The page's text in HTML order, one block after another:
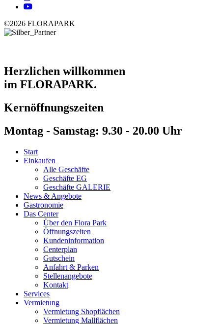
©2026 FLORAPARK
Herzlichen willkommen
im FLORAPARK.
Kernöffnungszeiten
Montag - Samstag: 9.30 - 20.00 Uhr
Start
Einkaufen
Alle Geschäfte
Geschäfte EG
Geschäfte GALERIE
News & Angebote
Gastronomie
Das Center
Über den Flora Park
Öffnungszeiten
Kundeninformation
Centerplan
Gutschein
Anfahrt & Parken
Stellenangebote
Kontakt
Services
Vermietung
Vermietung Shopflächen
Vermietung Mallflächen